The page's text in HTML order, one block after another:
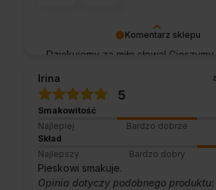
Komentarz sklepu
Dziękujemy za miłe słowa!
możemy zapewnić odpowiednią
świetnym klientom. Dziękujemy raz
Irina
5
Smakowitość
Najlepiej
Bardzo dobrze
Skład
Najlepszy
Bardzo dobry
Pieskowi smakuje.
Opinia dotyczy podobnego produktu: